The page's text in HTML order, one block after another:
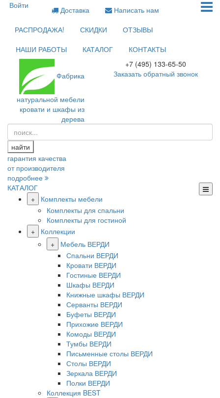
Войти Доставка
Написать нам
РАСПРОДАЖА!
СКИДКИ
ОТЗЫВЫ
НАШИ РАБОТЫ
КАТАЛОГ КОНТАКТЫ
Фабрика
натуральной мебели
кровати и шкафы из
дерева
+7 (495) 133-65-50
Заказать обратный звонок
найти
гарантия качества
от производителя
подробнее
КАТАЛОГ
+
Комплекты мебели
Комплекты для спальни
Комплекты для гостиной
+
Коллекции
+
Мебель ВЕРДИ
Спальни ВЕРДИ
Кровати ВЕРДИ
Гостиные ВЕРДИ
Шкафы ВЕРДИ
Книжные шкафы ВЕРДИ
Серванты ВЕРДИ
Буфеты ВЕРДИ
Прихожие ВЕРДИ
Комоды ВЕРДИ
Тумбы ВЕРДИ
Письменные столы ВЕРДИ
Столы ВЕРДИ
Зеркала ВЕРДИ
Полки ВЕРДИ
Коллекция BEST